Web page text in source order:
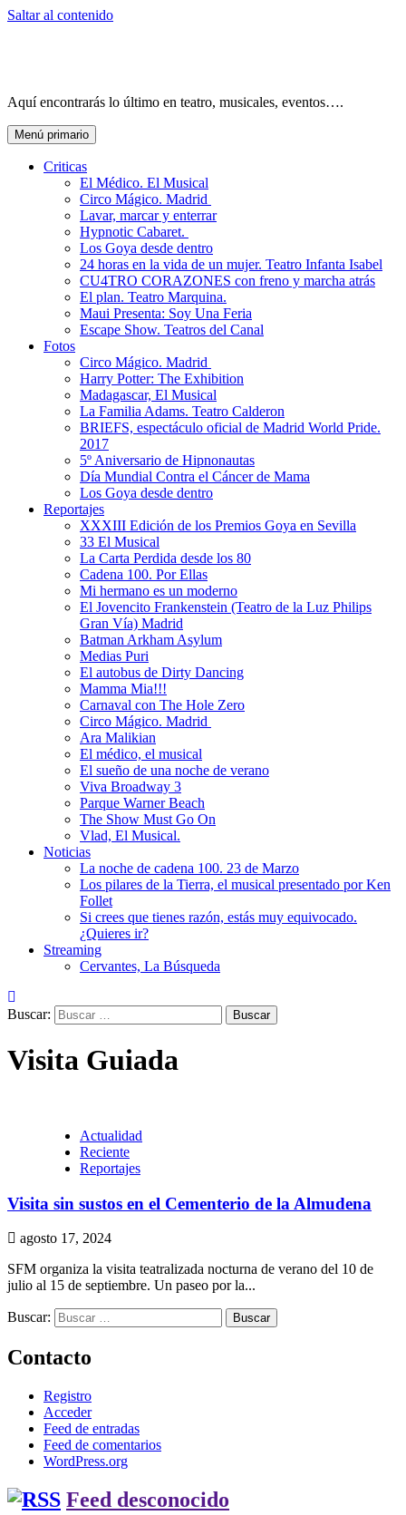
Saltar al contenido
Aquí encontrarás lo último en teatro, musicales, eventos….
Menú primario
Criticas
El Médico. El Musical
Circo Mágico. Madrid
Lavar, marcar y enterrar
Hypnotic Cabaret.
Los Goya desde dentro
24 horas en la vida de un mujer. Teatro Infanta Isabel
CU4TRO CORAZONES con freno y marcha atrás
El plan. Teatro Marquina.
Maui Presenta: Soy Una Feria
Escape Show. Teatros del Canal
Fotos
Circo Mágico. Madrid
Harry Potter: The Exhibition
Madagascar, El Musical
La Familia Adams. Teatro Calderon
BRIEFS, espectáculo oficial de Madrid World Pride.
2017
5º Aniversario de Hipnonautas
Día Mundial Contra el Cáncer de Mama
Los Goya desde dentro
Reportajes
XXXIII Edición de los Premios Goya en Sevilla
33 El Musical
La Carta Perdida desde los 80
Cadena 100. Por Ellas
Mi hermano es un moderno
El Jovencito Frankenstein (Teatro de la Luz Philips
Gran Vía) Madrid
Batman Arkham Asylum
Medias Puri
El autobus de Dirty Dancing
Mamma Mia!!!
Carnaval con The Hole Zero
Circo Mágico. Madrid
Ara Malikian
El médico, el musical
El sueño de una noche de verano
Viva Broadway 3
Parque Warner Beach
The Show Must Go On
Vlad, El Musical.
Noticias
La noche de cadena 100. 23 de Marzo
Los pilares de la Tierra, el musical presentado por Ken
Follet
Si crees que tienes razón, estás muy equivocado.
¿Quieres ir?
Streaming
Cervantes, La Búsqueda
Buscar:
Visita Guiada
Actualidad
Reciente
Reportajes
Visita sin sustos en el Cementerio de la Almudena
agosto 17, 2024
SFM organiza la visita teatralizada nocturna de verano del 10 de
julio al 15 de septiembre. Un paseo por la...
Buscar:
Contacto
Registro
Acceder
Feed de entradas
Feed de comentarios
WordPress.org
Feed desconocido